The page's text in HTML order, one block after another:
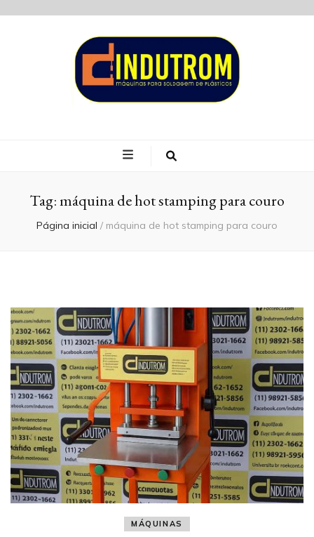
Blog Indutrom
Tag:máquina de hot stamping para couro
Página inicial / máquina de hot stamping para couro
MÁQUINAS